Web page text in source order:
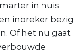
in huis
inbreker bezig
Of het nu gaat